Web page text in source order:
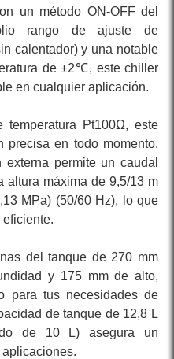
un método ON-OFF del
rango de ajuste de
calentador) y una notable
de ±2℃, este chiller
en cualquier aplicación.
temperatura Pt100Ω, este
precisa en todo momento.
permite un caudal
altura máxima de 9,5/13 m
MPa) (50/60 Hz), lo que
del tanque de 270 mm
y 175 mm de alto,
para tus necesidades de
de tanque de 12,8 L
de 10 L) asegura un